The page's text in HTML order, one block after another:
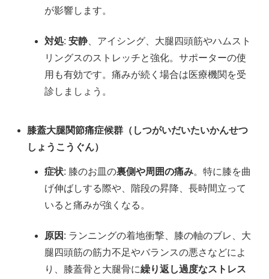
が影響します。
対処:安静、アイシング、大腿四頭筋やハムスト
リングスのストレッチと強化。サポーターの使
用も有効です。痛みが続く場合は医療機関を受
診しましょう。
膝蓋大腿関節痛症候群（しつがいだいたいかんせつ
しょうこうぐん）
症状: 膝のお皿の裏側や周囲の痛み。特に膝を曲
げ伸ばしする際や、階段の昇降、長時間立って
いると痛みが強くなる。
原因 : ランニングの着地衝撃、膝の軸のブレ、大
腿四頭筋の筋力不足やバランスの悪さなどによ
り、膝蓋骨と大腿骨に繰り返し過度なストレス